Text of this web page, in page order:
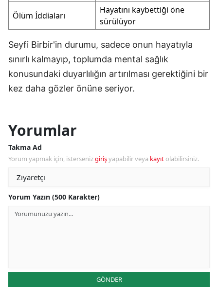
Ölüm İddiaları
Hayatını kaybettiği öne
sürülüyor
Seyfi Birbir'in durumu, sadece onun hayatıyla
sınırlı kalmayıp, toplumda mental sağlık
konusundaki duyarlılığın artırılması gerektiğini bir
kez daha gözler önüne seriyor.
Yorumlar
Takma Ad
Yorum yapmak için, istersenizgirişyapabilir veya kayıt olabilirsiniz.
Yorum Yazın (500 Karakter)
GÖNDER